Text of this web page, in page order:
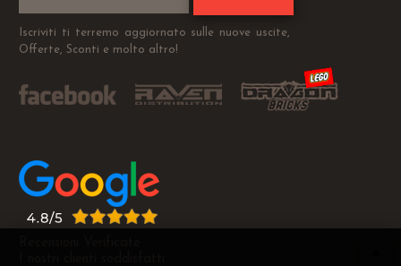
Iscriviti ti terremo aggiornato sulle nuove uscite,
Offerte, Sconti e molto altro!